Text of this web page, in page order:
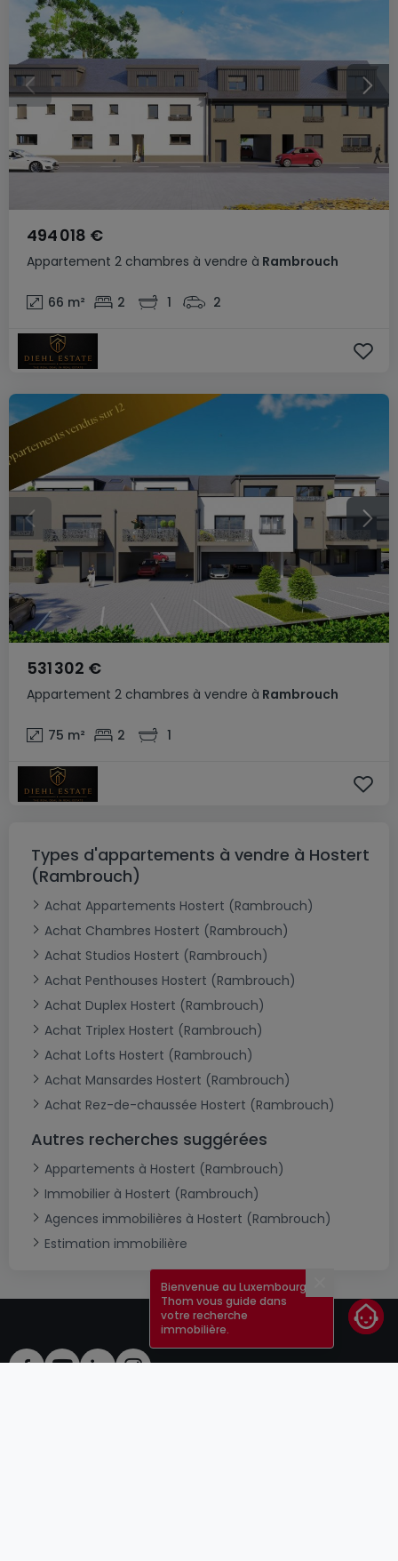
Appartement 2 chambres à vendre à Rambrouch
494 018 €
66 m² 2 1 2
Appartement 2 chambres à vendre à Rambrouch
531 302 €
75 m² 2 1
Types d'appartements à vendre à Hostert
(Rambrouch)
Achat Appartements Hostert (Rambrouch)
Achat Chambres Hostert (Rambrouch)
Achat Studios Hostert (Rambrouch)
Achat Penthouses Hostert (Rambrouch)
Achat Duplex Hostert (Rambrouch)
Achat Triplex Hostert (Rambrouch)
Achat Lofts Hostert (Rambrouch)
Achat Mansardes Hostert (Rambrouch)
Achat Rez-de-chaussée Hostert (Rambrouch)
Autres recherches suggérées
Appartements à Hostert (Rambrouch)
Immobilier à Hostert (Rambrouch)
Agences immobilières à Hostert (Rambrouch)
Estimation immobilière
Bienvenue au Luxembourg !
Thom vous guide dans
votre recherche
immobilière.